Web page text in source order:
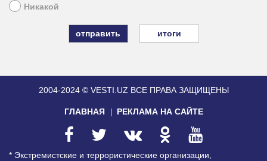
Никакой
итоги
2004-2024 © VESTI.UZ ВСЕ ПРАВА ЗАЩИЩЕНЫ
ГЛАВНАЯ РЕКЛАМА НА САЙТЕ
* Экстремистские и террористические организации,